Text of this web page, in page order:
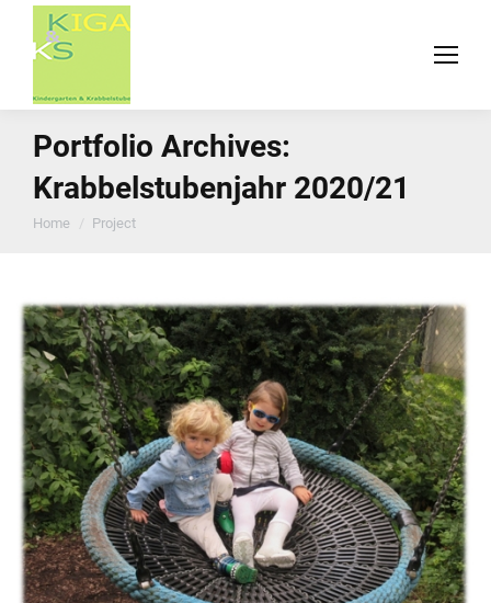
Portfolio Archives:
Krabbelstubenjahr 2020/21
You are here:
Home Project